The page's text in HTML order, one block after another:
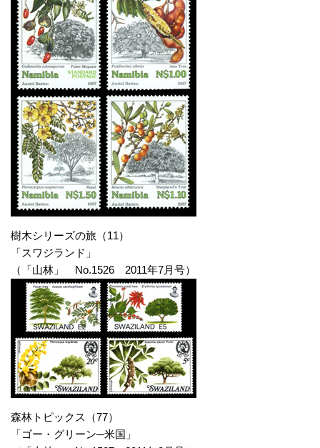
樹木シリーズの旅（11）
「スワジランド」
（「山林」 No.1526 2011年7月号）
森林トピックス（77）
「ゴー・グリーン─米国」